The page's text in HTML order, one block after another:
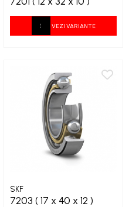
VEZI VARIANTE
SKF
7203 ( 17 x 40 x 12 )